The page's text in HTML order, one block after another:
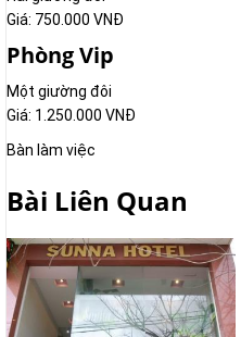
Giá: 750.000 VNÐ
Phòng Vip
Một giường đôi
Giá: 1.250.000 VNÐ
Bàn làm việc
Bài Liên Quan